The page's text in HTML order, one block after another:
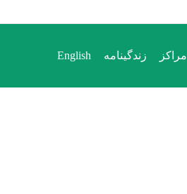
مراکز زندگینامه English